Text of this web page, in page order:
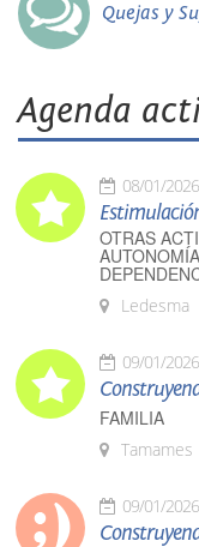
Quejas y
Agenda
08/01/2026
OTRAS
Ledesma
09/01/2026
FAMILIA
Tamames
09/01/2026